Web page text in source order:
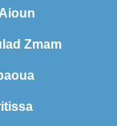
Zmam